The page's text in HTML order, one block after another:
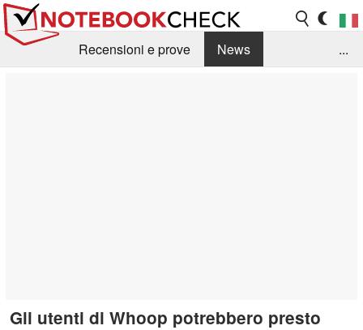
Recensioni e prove
News
...
Gli utenti di Whoop potrebbero presto